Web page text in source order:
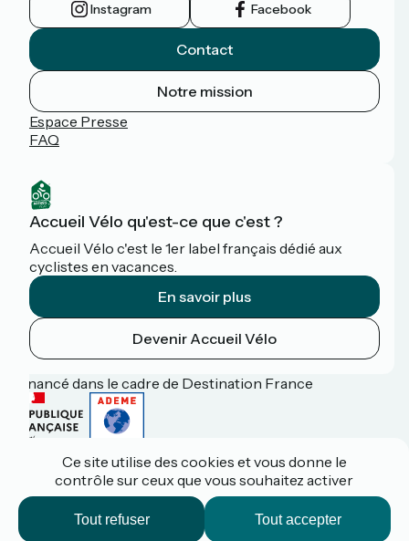
Instagram Facebook
Contact
Notre mission
Espace Presse
FAQ
Accueil Vélo qu'est-ce que c'est ?
Accueil Vélo c'est le 1er label français dédié aux
cyclistes en vacances.
En savoir plus
Devenir Accueil Vélo
Financé dans le cadre de Destination France
Espace pro / presse
Plan du site
Mentions légales
Contact
Ce site utilise des cookies et vous donne le
contrôle sur ceux que vous souhaitez activer
Tout accepter
Tout refuser